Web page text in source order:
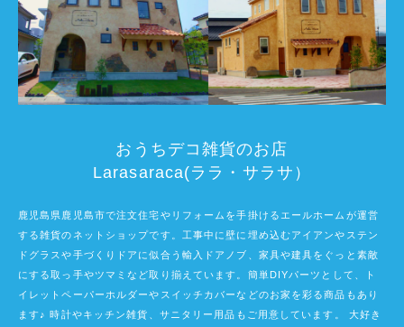
おうちデコ雑貨のお店
Larasaraca(ララ・サラサ）
鹿児島県鹿児島市で注文住宅やリフォームを手掛けるエールホームが運営
する雑貨のネットショップです。工事中に壁に埋め込むアイアンやステン
ドグラスや手づくりドアに似合う輸入ドアノブ、家具や建具をぐっと素敵
にする取っ手やツマミなど取り揃えています。簡単DIYパーツとして、ト
イレットペーパーホルダーやスイッチカバーなどのお家を彩る商品もあり
ます♪ 時計やキッチン雑貨、サニタリー用品もご用意しています。 大好き